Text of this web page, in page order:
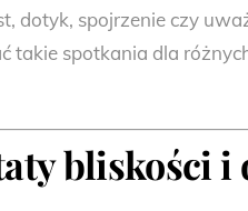
dotyk, spojrzenie czy
takie spotkania dla
bliskości i